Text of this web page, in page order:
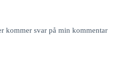
kommer svar på min kommentar